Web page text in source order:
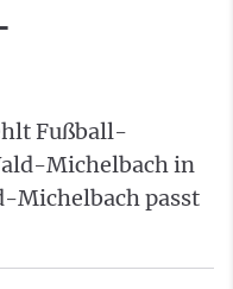
Fußball-
Michelbach in
Michelbach passt